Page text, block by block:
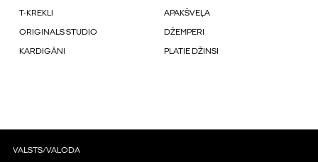
T-KREKLI APAKŠVEĻA
ORIGINALS STUDIO DŽEMPERI
KARDIGĀNI PLATIE DŽINSI
VALSTS/VALODA